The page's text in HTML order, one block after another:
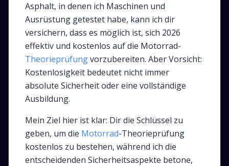
Asphalt, in denen ich Maschinen und
Ausrüstung getestet habe, kann ich dir
versichern, dass es möglich ist, sich 2026
effektiv und kostenlos auf die Motorrad-
Theorieprüfungvorzubereiten. Aber Vorsicht:
Kostenlosigkeit bedeutet nicht immer
absolute Sicherheit oder eine vollständige
Ausbildung.
Mein Ziel hier ist klar: Dir die Schlüssel zu
geben, um die Motorrad-Theorieprüfung
kostenlos zu bestehen, während ich die
entscheidenden Sicherheitsaspekte betone,